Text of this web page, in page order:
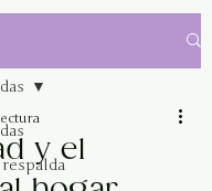
y el